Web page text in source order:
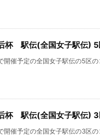
杯 駅伝(全国女子駅伝) 5
開催予定の全国女子駅伝の5区
杯 駅伝(全国女子駅伝)
開催予定の全国女子駅伝の3区